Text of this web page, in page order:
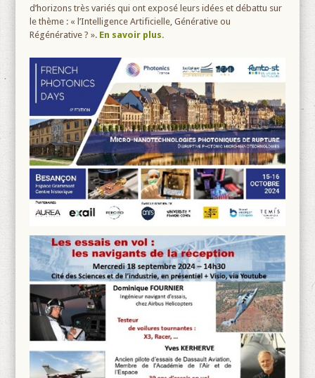
d’horizons très variés qui ont exposé leurs idées et débattu sur
le thème : « l’Intelligence Artificielle, Générative ou
Régénérative ? ». En savoir plus.